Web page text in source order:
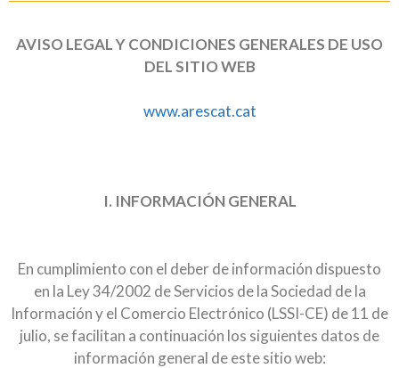
AVISO LEGAL Y CONDICIONES GENERALES DE USO
DEL SITIO WEB
www.arescat.cat
I. INFORMACIÓN GENERAL
En cumplimiento con el deber de información dispuesto
en la Ley 34/2002 de Servicios de la Sociedad de la
Información y el Comercio Electrónico (LSSI-CE) de 11 de
julio, se facilitan a continuación los siguientes datos de
información general de este sitio web: